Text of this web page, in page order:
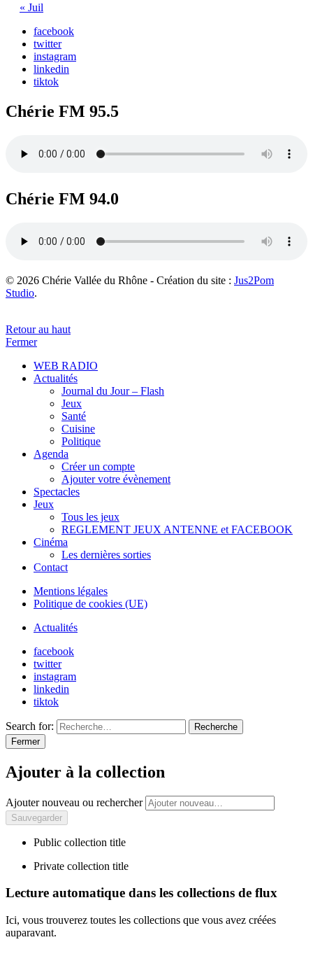
« Juil
facebook
twitter
instagram
linkedin
tiktok
Chérie FM 95.5
Chérie FM 94.0
© 2026 Chérie Vallée du Rhône - Création du site : Jus2Pom
Studio.
Retour au haut
Fermer
WEB RADIO
Actualités
Journal du Jour – Flash
Jeux
Santé
Cuisine
Politique
Agenda
Créer un compte
Ajouter votre évènement
Spectacles
Jeux
Tous les jeux
REGLEMENT JEUX ANTENNE et FACEBOOK
Cinéma
Les dernières sorties
Contact
Mentions légales
Politique de cookies (UE)
Actualités
facebook
twitter
instagram
linkedin
tiktok
Search for:
Recherche
Fermer
Ajouter à la collection
Ajouter nouveau ou rechercher
Public collection title
Private collection title
Lecture automatique dans les collections de flux
Ici, vous trouverez toutes les collections que vous avez créées
auparavant.